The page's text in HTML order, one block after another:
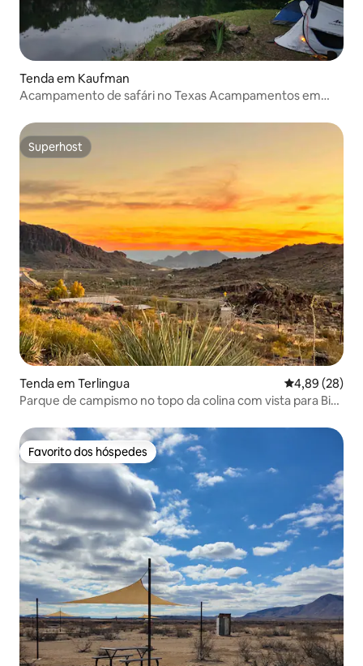
Tenda em Kaufman
Acampamento de safári no Texas Acampamentos em
Superhost
Superhost
Tenda em Terlingua Classificação
4,89 (28)
Parque de campismo no topo da colina com vista para Big
Favorito dos hóspedes
Favorito dos hóspedes